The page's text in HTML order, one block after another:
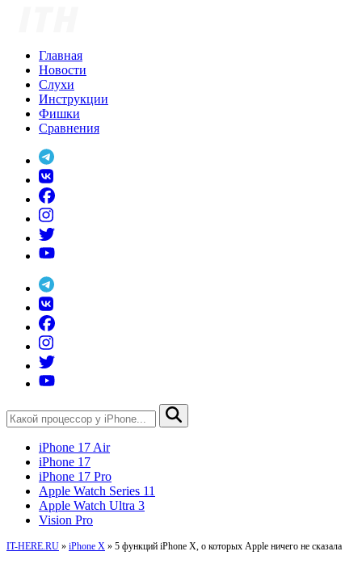
Главная
Новости
Слухи
Инструкции
Фишки
Сравнения
iPhone 17 Air
iPhone 17
iPhone 17 Pro
Apple Watch Series 11
Apple Watch Ultra 3
Vision Pro
IT-HERE.RU » iPhone X » 5 функций iPhone X, о которых Apple ничего не сказала